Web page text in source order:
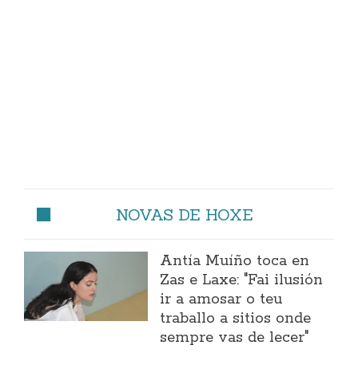
NOVAS DE HOXE
Antía Muíño toca en
Zas e Laxe: "Fai ilusión
ir a amosar o teu
traballo a sitios onde
sempre vas de lecer"